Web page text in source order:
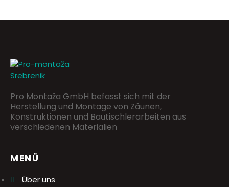
Pro Montaža GmbH befasst sich mit der
Herstellung und Montage von Zäunen,
Konstruktionen und Bautischlerarbeiten aus
verschiedenen Materialien
MENÜ
Über uns